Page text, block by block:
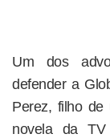
Um dos
defender a
Perez, filho de
novela da TV